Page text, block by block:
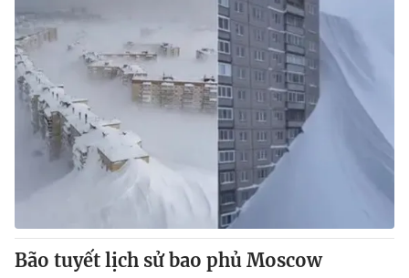
Bão tuyết lịch sử bao phủ Moscow